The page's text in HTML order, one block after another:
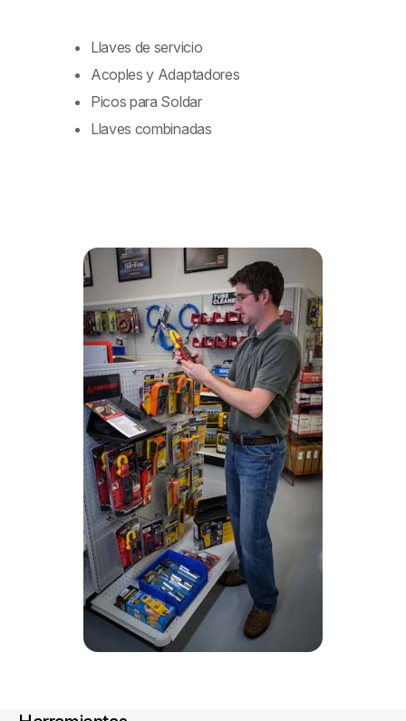
Llaves de servicio
Acoples y Adaptadores
Picos para Soldar
Llaves combinadas